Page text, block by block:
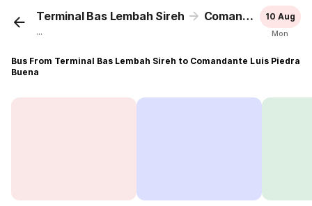
Terminal Bas Lembah Sireh Comandante Luis Piedra Buena
...
10 Aug
Mon
Bus From Terminal Bas Lembah Sireh to Comandante Luis Piedra
Buena